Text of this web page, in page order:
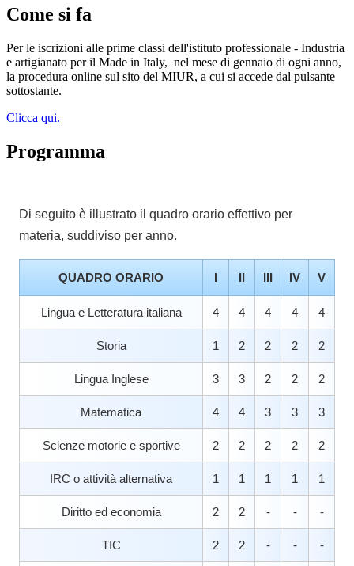
Come si fa
Per le iscrizioni alle prime classi dell'istituto professionale - Industria
e artigianato per il Made in Italy, nel mese di gennaio di ogni anno,
la procedura online sul sito del MIUR, a cui si accede dal pulsante
sottostante.
Clicca qui.
Programma
Di seguito è illustrato il quadro orario effettivo per
materia, suddiviso per anno.
QUADRO ORARIO I II III IV V
Lingua e Letteratura italiana 4 4 4 4 4
Storia 1 2 2 2 2
Lingua Inglese 3 3 2 2 2
Matematica 4 4 3 3 3
Scienze motorie e sportive 2 2 2 2 2
IRC o attività alternativa 1 1 1 1 1
Diritto ed economia 2 2 - - -
TIC 2 2 - - -